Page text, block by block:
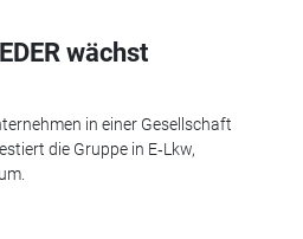
wächst
in einer Gesellschaft
die Gruppe in E‑Lkw,